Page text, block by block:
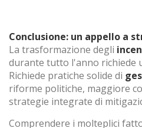
Conclusione: un appello a
La trasformazione degli
durante tutto l'anno richiede
Richiede pratiche solide di
riforme politiche, maggiore
strategie integrate di
Comprendere i molteplici